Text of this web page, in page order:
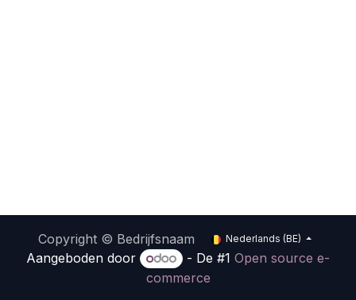
Copyright © Bedrijfsnaam Nederlands (BE)
Aangeboden door - De #1Open source e-
commerce